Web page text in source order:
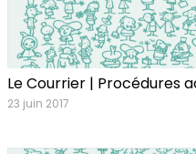
Le Courrier | Procédures
23 juin 2017